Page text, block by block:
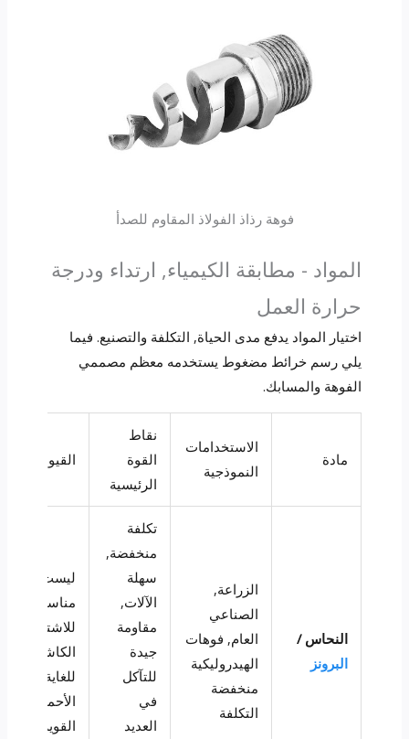
فوهة رذاذ الفولاذ المقاوم للصدأ
المواد - مطابقة الكيمياء, ارتداء ودرجة
حرارة العمل
اختيار المواد يدفع مدى الحياة, التكلفة والتصنيع. فيما
يلي رسم خرائط مضغوط يستخدمه معظم مصممي
الفوهة والمسابك.
مادة
الاستخدامات
النموذجية
نقاط
القوة
الرئيسية
القيود
النحاس /
البرونز
الزراعة,
الصناعي
العام, فوهات
الهيدروليكية
منخفضة
التكلفة
تكلفة
منخفضة,
سهلة
الآلات,
مقاومة
جيدة
للتآكل
في
العديد
ليست
مناسبة
للاشتعال
الكاشطة
للغاية أو
الأحماض
القوية